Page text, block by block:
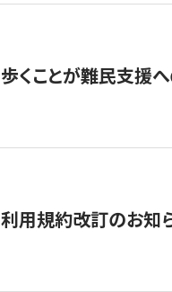
歩くことが難民支援
利用規約改訂のお知